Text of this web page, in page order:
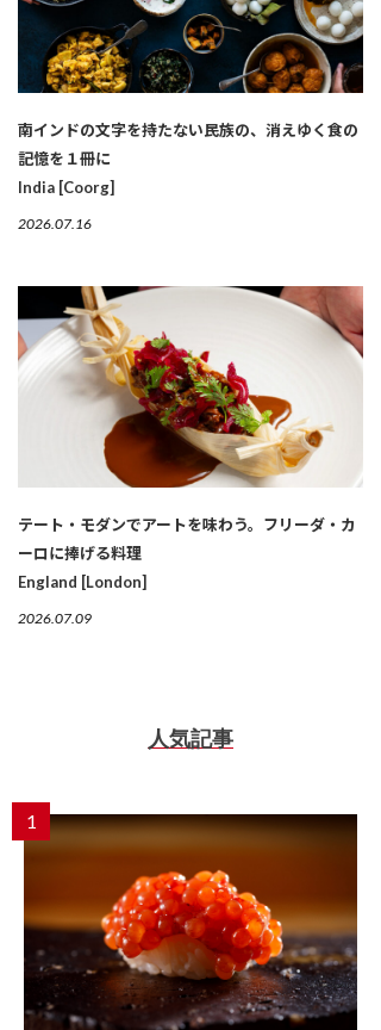
南インドの文字を持たない民族の、消えゆく食の
記憶を１冊に
India [Coorg]
2026.07.16
テート・モダンでアートを味わう。フリーダ・カ
ーロに捧げる料理
England [London]
2026.07.09
人気記事
1